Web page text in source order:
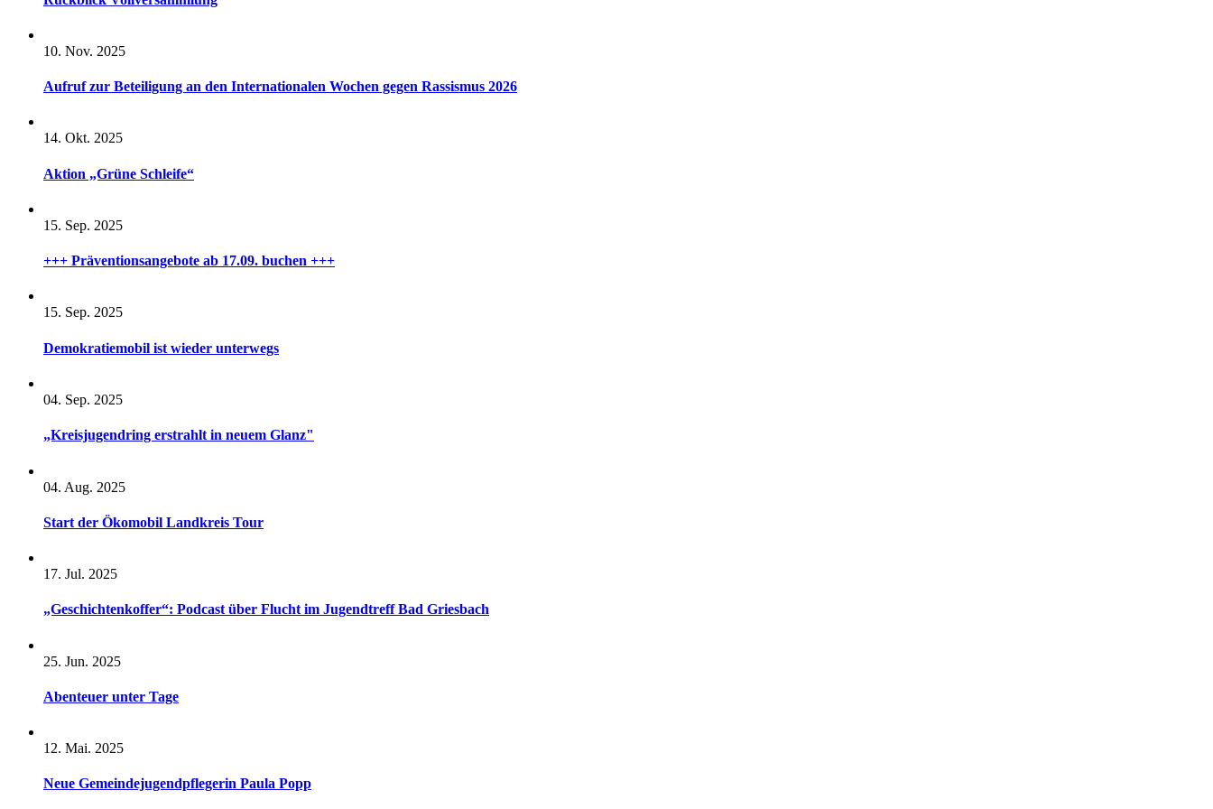
10. Nov. 2025
Aufruf zur Beteiligung an den Internationalen Wochen gegen Rassismus 2026
14. Okt. 2025
Aktion „Grüne Schleife“
15. Sep. 2025
+++ Präventionsangebote ab 17.09. buchen +++
15. Sep. 2025
Demokratiemobil ist wieder unterwegs
04. Sep. 2025
„Kreisjugendring erstrahlt in neuem Glanz"
04. Aug. 2025
Start der Ökomobil Landkreis Tour
17. Jul. 2025
„Geschichtenkoffer“: Podcast über Flucht im Jugendtreff Bad Griesbach
25. Jun. 2025
Abenteuer unter Tage
12. Mai. 2025
Neue Gemeindejugendpflegerin Paula Popp